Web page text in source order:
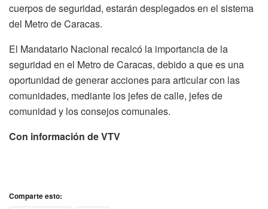
cuerpos de seguridad, estarán desplegados en el sistema
del Metro de Caracas.
El Mandatario Nacional recalcó la importancia de la
seguridad en el Metro de Caracas, debido a que es una
oportunidad de generar acciones para articular con las
comunidades, mediante los jefes de calle, jefes de
comunidad y los consejos comunales.
Con información de VTV
Comparte esto: